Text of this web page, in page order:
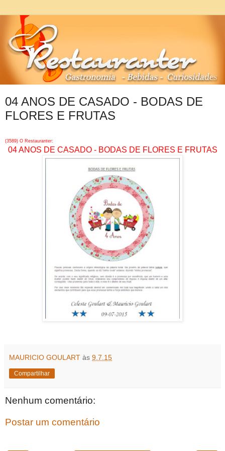
04 ANOS DE CASADO - BODAS DE
FLORES E FRUTAS
(3589) O Restauranter:
04 ANOS DE CASADO - BODAS DE FLORES E FRUTAS
MAURICIO GOULART às 9.7.15
Compartilhar
Nenhum comentário:
Postar um comentário